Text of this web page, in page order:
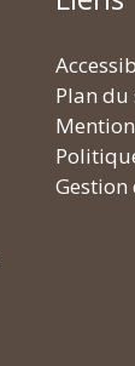
Plan du
Gestion